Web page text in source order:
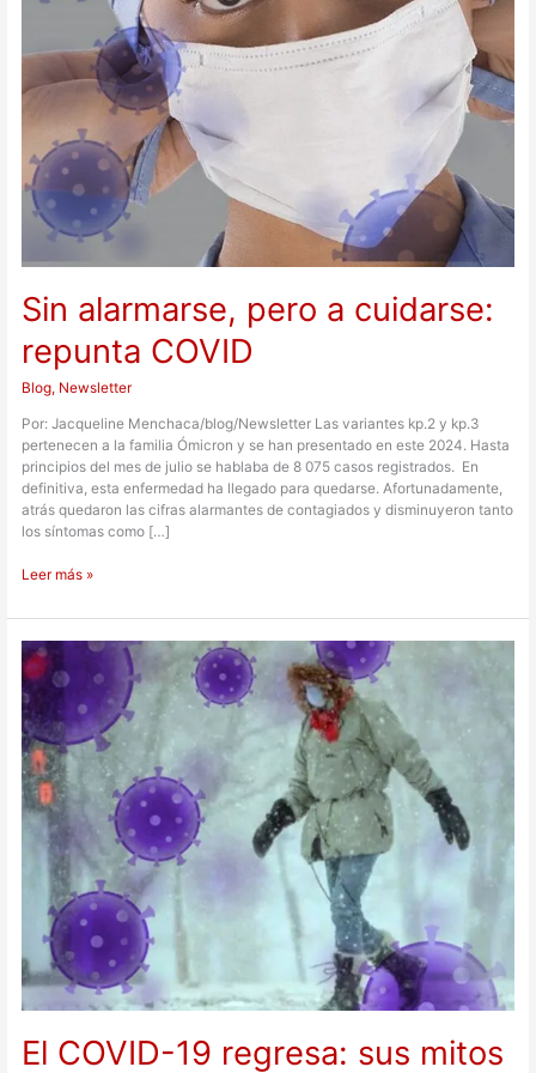
Sin alarmarse, pero a cuidarse:
repunta COVID
Blog, Newsletter
Por: Jacqueline Menchaca/blog/Newsletter Las variantes kp.2 y kp.3
pertenecen a la familia Ómicron y se han presentado en este 2024. Hasta
principios del mes de julio se hablaba de 8 075 casos registrados. En
definitiva, esta enfermedad ha llegado para quedarse. Afortunadamente,
atrás quedaron las cifras alarmantes de contagiados y disminuyeron tanto
los síntomas como […]
Leer más »
El COVID-19 regresa: sus mitos
El
COVID-
19
regresa:
sus
mitos
y
verdades